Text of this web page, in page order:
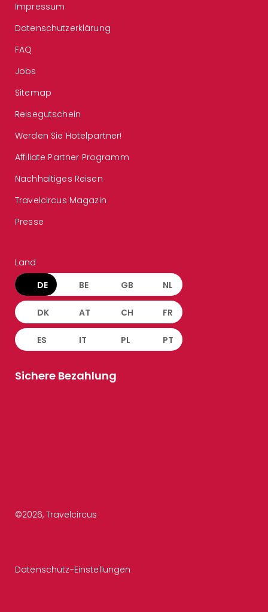
Impressum
Datenschutzerklärung
FAQ
Jobs
Sitemap
Reisegutschein
Werden Sie Hotelpartner!
Affiliate Partner Programm
Nachhaltiges Reisen
Travelcircus Magazin
Presse
Land
DE BE GB NL
DK AT CH FR
ES IT PL PT
Sichere Bezahlung
©2026, Travelcircus
Datenschutz-Einstellungen